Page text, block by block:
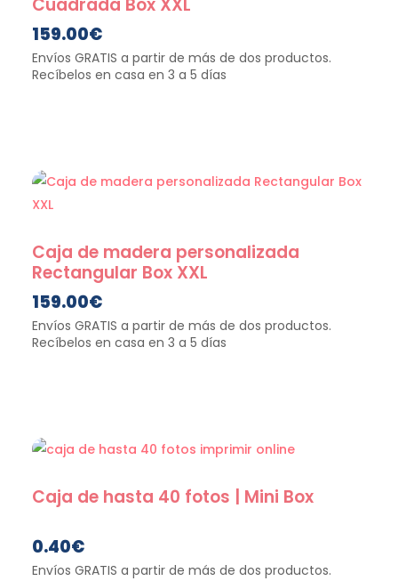
159.00€
Caja de madera personalizada
Rectangular Box XXL
159.00€
Caja de hasta 40 fotos | Mini Box
0.40€